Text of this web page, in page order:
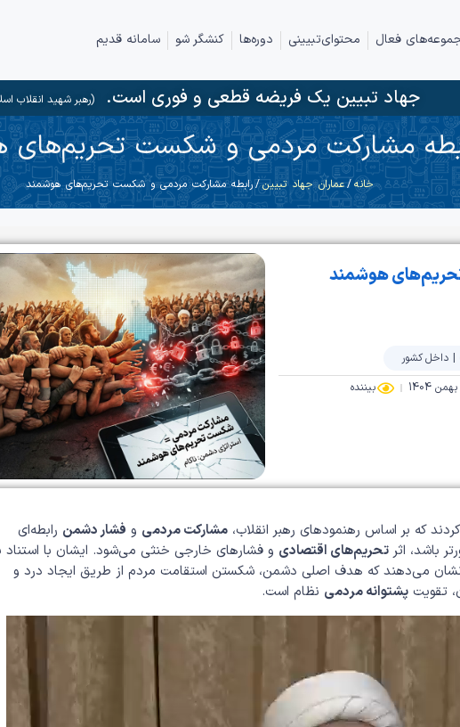
فعال محتوای‌تبیینی دوره‌ها کنشگر شو سامانه قدیم
جهاد تبیین یک فریضه قطعی و فوری است.(رهبر شهید انقلاب
مشارکت مردمی و شکست تحریم‌های
خانه/عماران جهاد تبیین/ رابطه مشارکت مردمی و شکست تحریم‌های هوشمند
هوشمند
| داخل کشور
بیننده
که بر اساس رهنمودهای رهبر انقلاب، مشارکت مردمی و فشار دشمن رابطه‌ای
باشد، اثر تحریم‌های اقتصادی و فشارهای خارجی خنثی می‌شود. ایشان با استناد
می‌دهند که هدف اصلی دشمن، شکستن استقامت مردم از طریق ایجاد درد و
تقویت پشتوانه مردمی نظام است.